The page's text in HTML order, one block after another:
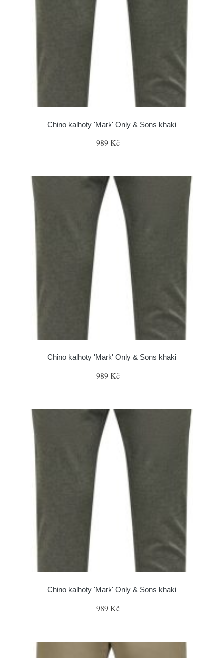
Chino kalhoty 'Mark' Only & Sons khaki
989 Kč
Chino kalhoty 'Mark' Only & Sons khaki
989 Kč
Chino kalhoty 'Mark' Only & Sons khaki
989 Kč